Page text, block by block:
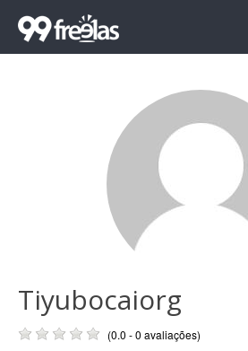
Tiyubocaiorg
(0.0 - 0 avaliações)